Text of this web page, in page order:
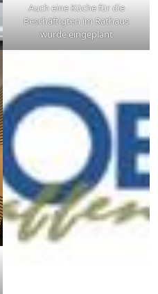
Auch eine Küche für die
Beschäftigten im Rathaus
wurde eingeplant